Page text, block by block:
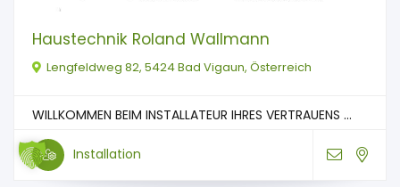
Haustechnik Roland Wallmann
Lengfeldweg 82, 5424 Bad Vigaun, Österreich
WILLKOMMEN BEIM INSTALLATEUR IHRES VERTRAUENS ...
Installation